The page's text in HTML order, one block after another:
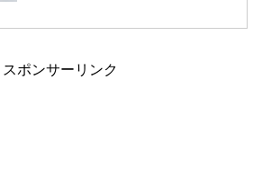
スポンサーリンク